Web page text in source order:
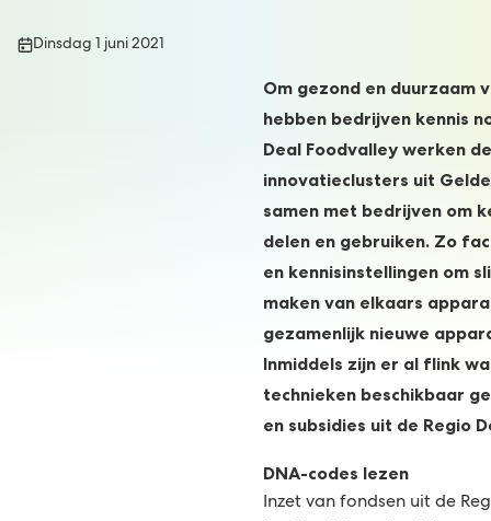
Publicatiedatum:
Dinsdag 1 juni 2021
Om gezond en duurzaam
hebben bedrijven kennis
Deal Foodvalley werken
innovatieclusters uit
samen met bedrijven om
delen en gebruiken. Zo
en kennisinstellingen om
maken van elkaars
gezamenlijk nieuwe
Inmiddels zijn er al flink
technieken beschikbaar
en subsidies uit de Regio
DNA-codes lezen
Inzet van fondsen uit de